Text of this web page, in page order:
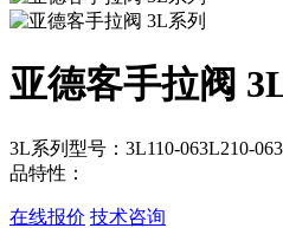
亚德客手拉阀
3L系列型号：3L110-063L210-
品特性：
在线报价 技术咨询